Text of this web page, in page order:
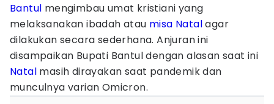
Bantul mengimbau umat kristiani yang
melaksanakan ibadah atau misa Natalagar
dilakukan secara sederhana. Anjuran ini
disampaikan Bupati Bantul dengan alasan saat ini
Natal masih dirayakan saat pandemik dan
munculnya varian Omicron.